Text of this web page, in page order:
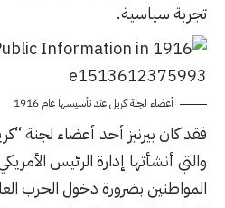
تجربة سياسية.
أعضاء لجنة كريل عند تأسيسها عام 1916
فقد كان بيرنيز أحد أعضاء لجنة
والتي أنشأتها إدارة الرئيس
المواطنين بضرورة دخول الحرب